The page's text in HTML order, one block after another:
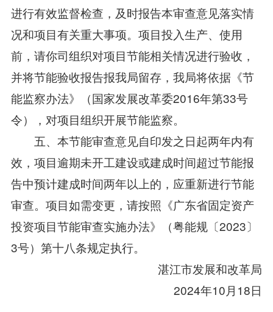
进行有效监督检查，及时报告本审查意见落实情
况和项目有关重大事项。项目投入生产、使用
前，请你司组织对项目节能相关情况进行验收，
并将节能验收报告报我局留存，我局将依据《节
能监察办法》（国家发展改革委2016年第33号
令），对项目组织开展节能监察。
五、本节能审查意见自印发之日起两年内有
效，项目逾期未开工建设或建成时间超过节能报
告中预计建成时间两年以上的，应重新进行节能
审查。项目如需变更，请按照《广东省固定资产
投资项目节能审查实施办法》（粤能规〔2023〕
3号）第十八条规定执行。
湛江市发展和改革局
2024年10月18日